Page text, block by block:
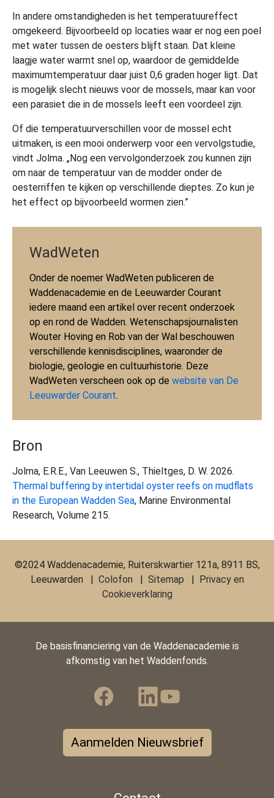
In andere omstandigheden is het temperatuureffect
omgekeerd. Bijvoorbeeld op locaties waar er nog een poel
met water tussen de oesters blijft staan. Dat kleine
laagje water warmt snel op, waardoor de gemiddelde
maximumtemperatuur daar juist 0,6 graden hoger ligt. Dat
is mogelijk slecht nieuws voor de mossels, maar kan voor
een parasiet die in de mossels leeft een voordeel zijn.
Of die temperatuurverschillen voor de mossel echt
uitmaken, is een mooi onderwerp voor een vervolgstudie,
vindt Jolma. „Nog een vervolgonderzoek zou kunnen zijn
om naar de temperatuur van de modder onder de
oesterriffen te kijken op verschillende dieptes. Zo kun je
het effect op bijvoorbeeld wormen zien.”
WadWeten
Onder de noemer WadWeten publiceren de
Waddenacademie en de Leeuwarder Courant
iedere maand een artikel over recent onderzoek
op en rond de Wadden. Wetenschapsjournalisten
Wouter Hoving en Rob van der Wal beschouwen
verschillende kennisdisciplines, waaronder de
biologie, geologie en cultuurhistorie. Deze
WadWeten verscheen ook op de website van De
Leeuwarder Courant.
Bron
Jolma, E.R.E., Van Leeuwen S., Thieltges, D. W. 2026.
Thermal buffering by intertidal oyster reefs on mudflats
in the European Wadden Sea, Marine Environmental
Research, Volume 215.
©2024 Waddenacademie, Ruiterskwartier 121a, 8911 BS,
Leeuwarden | Colofon | Sitemap | Privacy en
Cookieverklaring
De basisfinanciering van de Waddenacademie is
afkomstig van het Waddenfonds.
Aanmelden Nieuwsbrief